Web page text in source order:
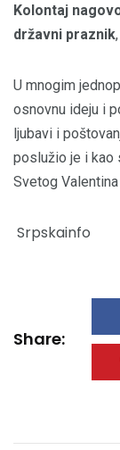
Kolontaj
državni praznik
U mnogim
osnovnu ideju i
ljubavi i
poslužio je i kao
Svetog
Srpskainfo
Share: